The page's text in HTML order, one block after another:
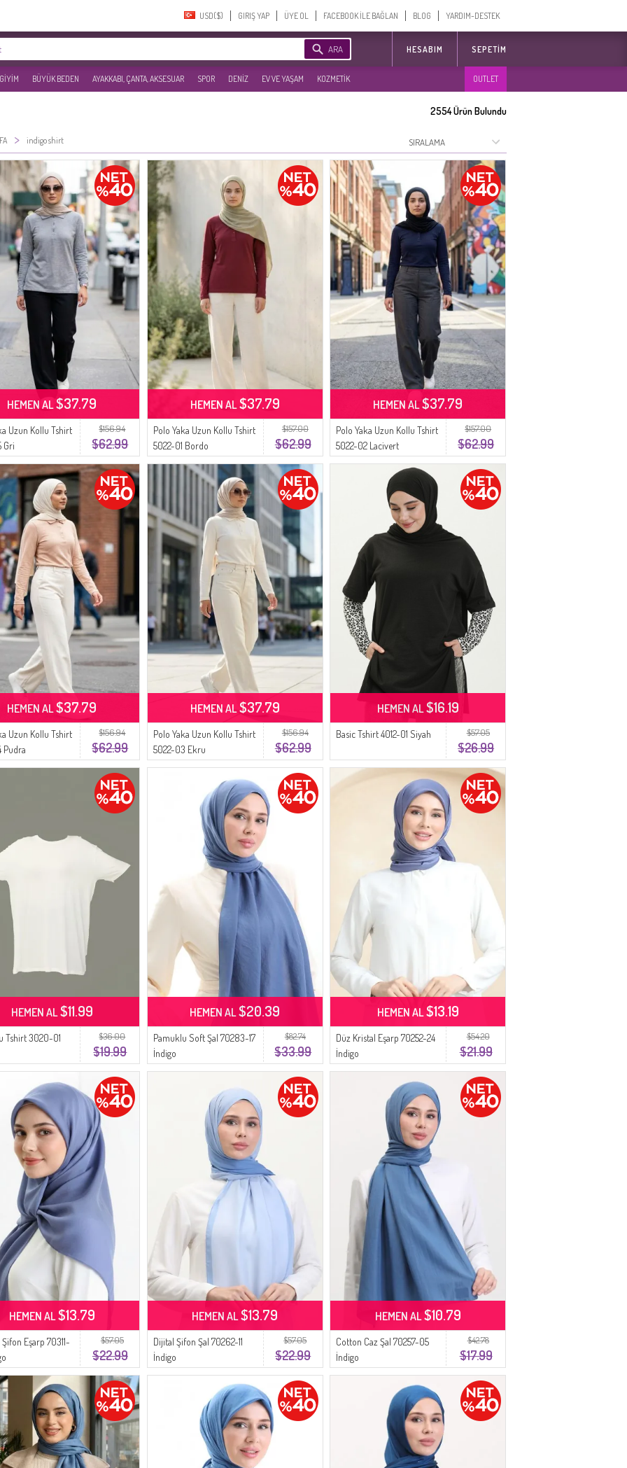
USD($)‎ GIRIŞ YAP ÜYE OL FACEBOOK İLE BAĞLAN BLOG YARDIM-DESTEK
ARA HESABIM SEPETIM
BÜYÜK BEDEN AYAKKABI, ÇANTA, AKSESUAR SPOR DENİZ EV VE YAŞAM KOZMETİK OUTLET
2554Ürün Bulundu
> indigo shirt
$156.94
$62.99
Uzun Kollu Tshirt
Gri
HEMEN AL$37.79
$157.00
$62.99
Polo Yaka Uzun Kollu Tshirt
5022-01 Bordo
HEMEN AL$37.79
$157.00
$62.99
Polo Yaka Uzun Kollu Tshirt
5022-02 Lacivert
HEMEN AL$37.79
$156.94
$62.99
Uzun Kollu Tshirt
Pudra
HEMEN AL$37.79
$156.94
$62.99
Polo Yaka Uzun Kollu Tshirt
5022-03 Ekru
HEMEN AL$37.79
$57.05
$26.99
Basic Tshirt 4012-01 Siyah
HEMEN AL$16.19
$36.00
$19.99
Tshirt 3020-01
HEMEN AL$11.99
$82.74
$33.99
Pamuklu Soft Şal 70283-17
İndigo
HEMEN AL$20.39
$54.20
$21.99
Düz Kristal Eşarp 70252-24
İndigo
HEMEN AL$13.19
$57.05
$22.99
Eşarp 70311-
HEMEN AL$13.79
$57.05
$22.99
Dijital Şifon Şal 70262-11
İndigo
HEMEN AL$13.79
$42.78
$17.99
Cotton Caz Şal 70257-05
İndigo
HEMEN AL$10.79